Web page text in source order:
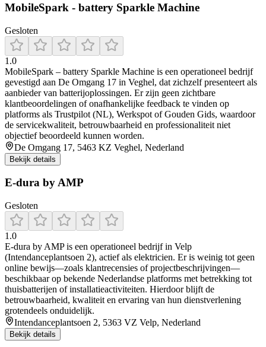
MobileSpark - battery Sparkle Machine
Gesloten
1.0
MobileSpark – battery Sparkle Machine is een operationeel bedrijf
gevestigd aan De Omgang 17 in Veghel, dat zichzelf presenteert als
aanbieder van batterijoplossingen. Er zijn geen zichtbare
klantbeoordelingen of onafhankelijke feedback te vinden op
platforms als Trustpilot (NL), Werkspot of Gouden Gids, waardoor
de servicekwaliteit, betrouwbaarheid en professionaliteit niet
objectief beoordeeld kunnen worden.
De Omgang 17, 5463 KZ Veghel, Nederland
Bekijk details
E-dura by AMP
Gesloten
1.0
E‑dura by AMP is een operationeel bedrijf in Velp
(Intendanceplantsoen 2), actief als elektricien. Er is weinig tot geen
online bewijs—zoals klantrecensies of projectbeschrijvingen—
beschikbaar op bekende Nederlandse platforms met betrekking tot
thuisbatterijen of installatieactiviteiten. Hierdoor blijft de
betrouwbaarheid, kwaliteit en ervaring van hun dienstverlening
grotendeels onduidelijk.
Intendanceplantsoen 2, 5363 VZ Velp, Nederland
Bekijk details